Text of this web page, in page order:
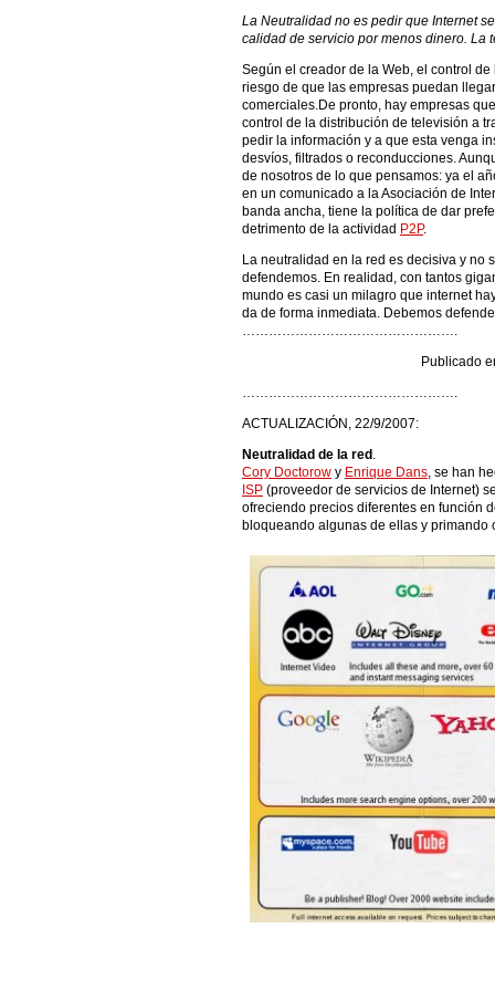
La Neutralidad no es pedir que Internet
calidad de servicio por menos dinero. La
Según el creador de la Web, el control
riesgo de que las empresas puedan
comerciales.De pronto, hay empresas
control de la distribución de televisión a
pedir la información y a que esta venga
desvíos, filtrados o reconducciones.
de nosotros de lo que pensamos: ya el
en un comunicado a la Asociación de
banda ancha, tiene la política de dar
detrimento de la actividad P2P.
La neutralidad en la red es decisiva y no
defendemos. En realidad, con tantos
mundo es casi un milagro que internet
da de forma inmediata. Debemos
………………………………………….
Publicado
………………………………………….
ACTUALIZACIÓN, 22/9/2007:
Neutralidad de la red.
Cory Doctorow y Enrique Dans, se han
ISP (proveedor de servicios de Internet)
ofreciendo precios diferentes en función
bloqueando algunas de ellas y primando